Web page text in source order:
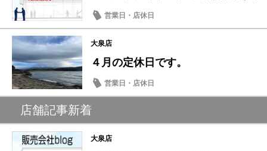
営業日・店休日
大泉店
４月の定休日です。
営業日・店休日
店舗記事新着
大泉店